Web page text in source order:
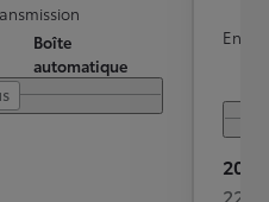
Boîte
automatique
20
225